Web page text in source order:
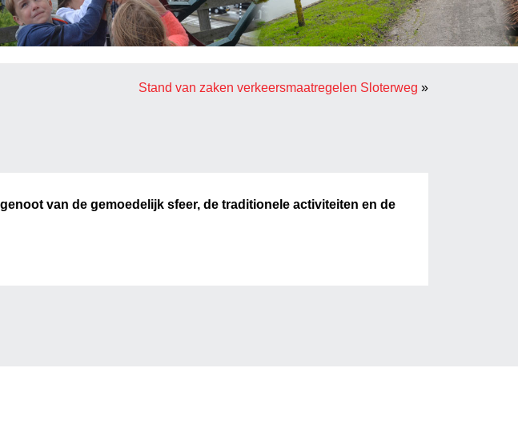
Stand van zaken verkeersmaatregelen Sloterweg »
van de gemoedelijk sfeer, de traditionele activiteiten en de